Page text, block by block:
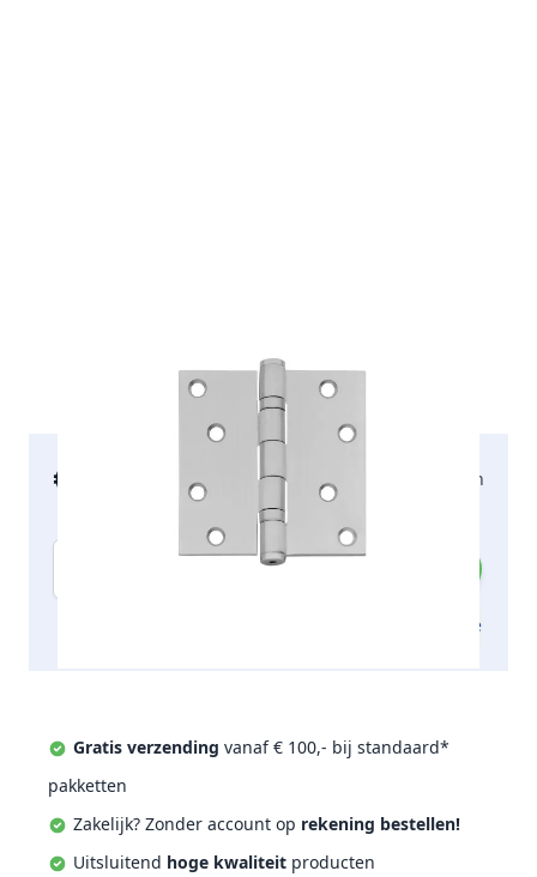
€ 12,68 incl. btw 2-5 werkdagen
Aantal
Toevoegen aan offerte
Gratis verzending vanaf € 100,- bij standaard*
pakketten
Zakelijk? Zonder account op rekening bestellen!
Uitsluitend hoge kwaliteit producten